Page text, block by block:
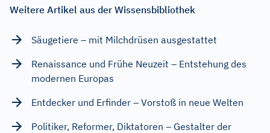
Weitere Artikel aus der Wissensbibliothek
Säugetiere – mit Milchdrüsen ausgestattet
Renaissance und Frühe Neuzeit – Entstehung des
modernen Europas
Entdecker und Erfinder – Vorstoß in neue Welten
Politiker, Reformer, Diktatoren – Gestalter der